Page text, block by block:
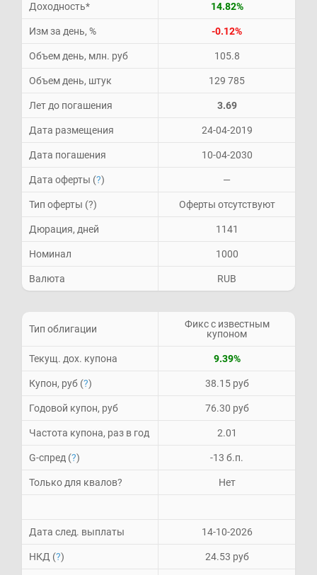
Доходность* 14.82%
Изм за день, % -0.12%
Объем день, млн. руб 105.8
Объем день, штук 129 785
Лет до погашения 3.69
Дата размещения 24-04-2019
Дата погашения 10-04-2030
Дата оферты (?) —
Тип оферты (?) Оферты отсутствуют
Дюрация, дней 1141
Номинал 1000
Валюта RUB
Тип облигации
Фикс с известным
купоном
Текущ. дох. купона 9.39%
Купон, руб (?) 38.15 руб
Годовой купон, руб 76.30 руб
Частота купона, раз в год 2.01
G-спред (?) -13 б.п.
Только для квалов? Нет
Дата след. выплаты 14-10-2026
НКД (?) 24.53 руб